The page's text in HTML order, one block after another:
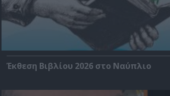
Έκθεση Βιβλίου 2026 στο Ναύπλιο